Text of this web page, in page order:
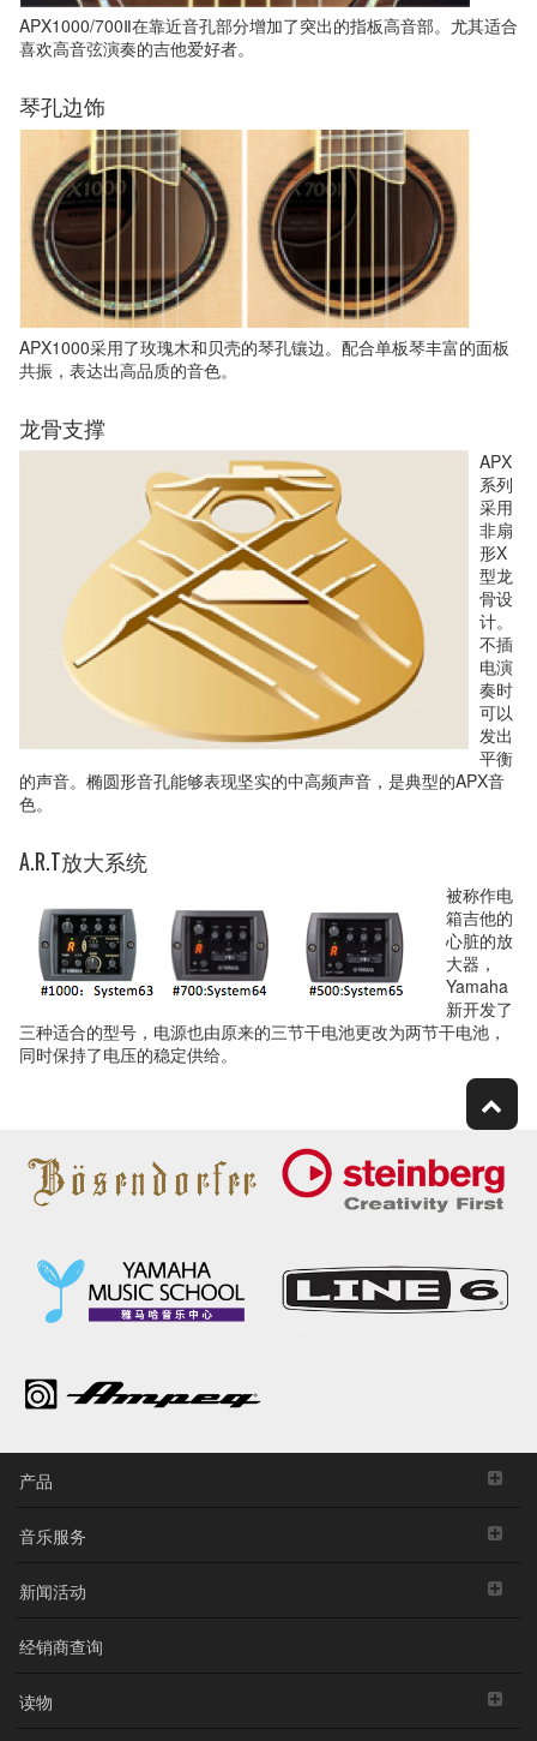
APX1000/700Ⅱ在靠近音孔部分增加了突出的指板高音部。尤其适合
喜欢高音弦演奏的吉他爱好者。
琴孔边饰
APX1000采用了玫瑰木和贝壳的琴孔镶边。配合单板琴丰富的面板
共振，表达出高品质的音色。
龙骨支撑
APX
系列
采用
非扇
形X
型龙
骨设
计。
不插
电演
奏时
可以
发出
平衡
的声音。椭圆形音孔能够表现坚实的中高频声音，是典型的APX音
色。
A.R.T放大系统
被称作电
箱吉他的
心脏的放
大器，
Yamaha
新开发了
三种适合的型号，电源也由原来的三节干电池更改为两节干电池，
同时保持了电压的稳定供给。
产品
音乐服务
新闻活动
经销商查询
读物